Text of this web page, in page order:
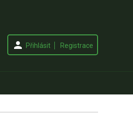
Přihlásit Registrace